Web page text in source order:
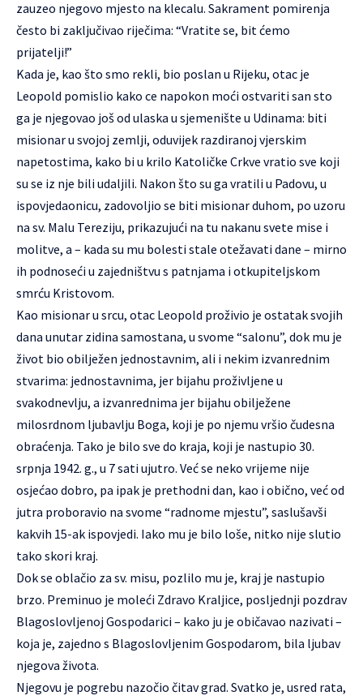
zauzeo njegovo mjesto na klecalu. Sakrament pomirenja
često bi zaključivao riječima: “Vratite se, bit ćemo
prijatelji!”
Kada je, kao što smo rekli, bio poslan u Rijeku, otac je
Leopold pomislio kako ce napokon moći ostvariti san sto
ga je njegovao još od ulaska u sjemenište u Udinama: biti
misionar u svojoj zemlji, oduvijek razdiranoj vjerskim
napetostima, kako bi u krilo Katoličke Crkve vratio sve koji
su se iz nje bili udaljili. Nakon što su ga vratili u Padovu, u
ispovjedaonicu, zadovoljio se biti misionar duhom, po uzoru
na sv. Malu Tereziju, prikazujući na tu nakanu svete mise i
molitve, a – kada su mu bolesti stale otežavati dane – mirno
ih podnoseći u zajedništvu s patnjama i otkupiteljskom
smrću Kristovom.
Kao misionar u srcu, otac Leopold proživio je ostatak svojih
dana unutar zidina samostana, u svome “salonu”, dok mu je
život bio obilježen jednostavnim, ali i nekim izvanrednim
stvarima: jednostavnima, jer bijahu proživljene u
svakodnevlju, a izvanrednima jer bijahu obilježene
milosrdnom ljubavlju Boga, koji je po njemu vršio čudesna
obraćenja. Tako je bilo sve do kraja, koji je nastupio 30.
srpnja 1942. g., u 7 sati ujutro. Već se neko vrijeme nije
osjećao dobro, pa ipak je prethodni dan, kao i obično, već od
jutra proboravio na svome “radnome mjestu”, saslušavši
kakvih 15-ak ispovjedi. Iako mu je bilo loše, nitko nije slutio
tako skori kraj.
Dok se oblačio za sv. misu, pozlilo mu je, kraj je nastupio
brzo. Preminuo je moleći Zdravo Kraljice, posljednji pozdrav
Blagoslovljenoj Gospodarici – kako ju je običavao nazivati –
koja je, zajedno s Blagoslovljenim Gospodarom, bila ljubav
njegova života.
Njegovu je pogrebu nazočio čitav grad. Svatko je, usred rata,